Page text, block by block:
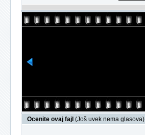
Ocenite ovaj fajl (Još uvek nema glasova)